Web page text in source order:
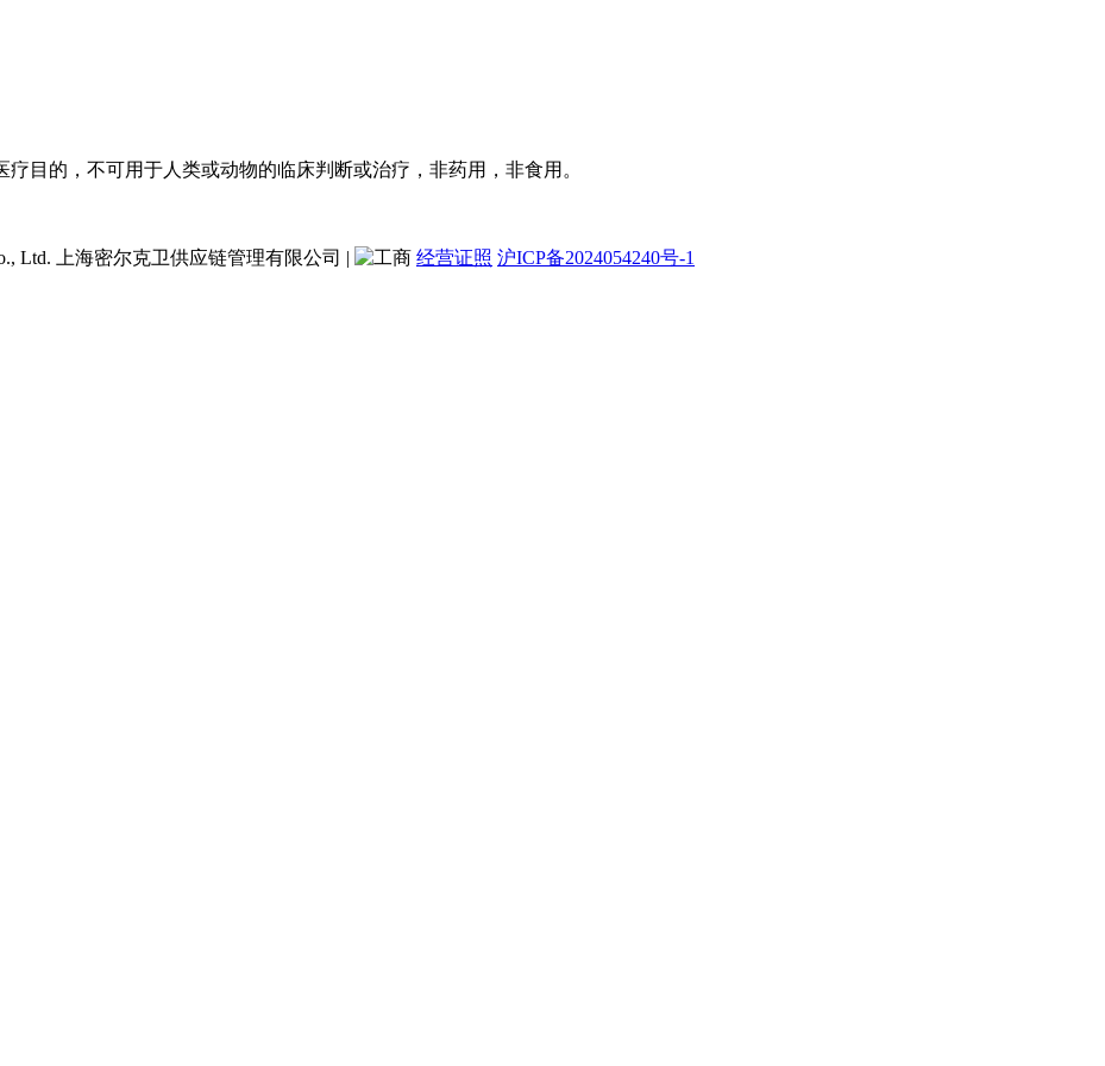
目的，不可用于人类或动物的临床判断或治疗，非药用，非食用。
Ltd. 上海密尔克卫供应链管理有限公司 | 经营证照 沪ICP备2024054240号-1